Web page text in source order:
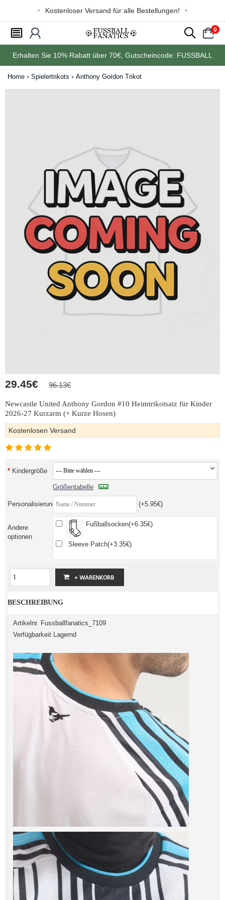
Kostenloser Versand für alle Bestellungen!
󰂩 󰃳 󰂨 0
󰃠
Erhalten Sie 10% Rabatt über 70€ , Gutscheincode: FUSSBALL
Home Spielertrikots Anthony Gordon Trikot
29.45€ 96.13€
Newcastle United Anthony Gordon #10 Heimtrikotsatz für Kinder
2026-27 Kurzarm (+ Kurze Hosen)
Kostenlosen Versand
Kindergröße
Größentabelle
Personalisierung (+5.95€)
Andere
optionen
Fußballsocken(+6.35€)
Sleeve Patch(+3.35€)
BESCHREIBUNG
Artikelnr. Fussballfanatics_7109
Verfügbarkeit Lagernd